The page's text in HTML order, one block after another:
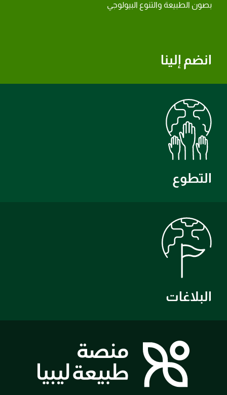
انضم إلينا
بصون الطبيعة والتنوع البيولوجي
التطوع
البلاغات